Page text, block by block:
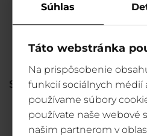
Súhlas
Táto webstránka
Na prispôsobenie
funkcií sociálnych médií
používame súbory
používate naše webové
našim partnerom v
Všetky
Sledujte živý
webkamery a
spoločnosti Tatry
Web-